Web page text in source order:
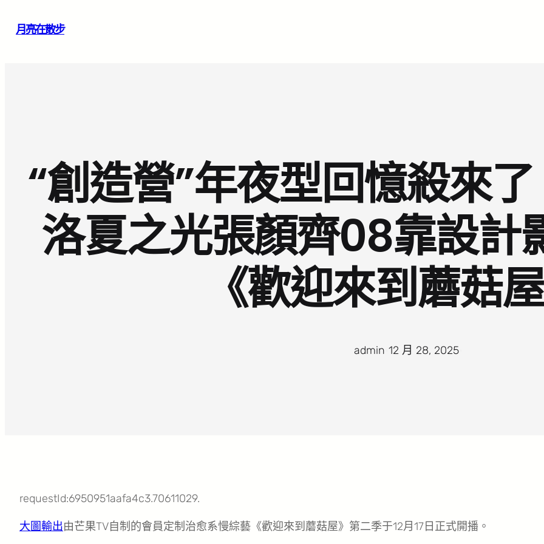
月亮在散步
“創造營”年夜型回憶殺來
洛夏之光張顏齊08靠設計
《歡迎來到蘑菇
admin 12 月 28, 2025·
requestId:6950951aafa4c3.70611029.
大圖輸出由芒果TV自制的會員定制治愈系慢綜藝《歡迎來到蘑菇屋》第二季于12月17日正式開播。